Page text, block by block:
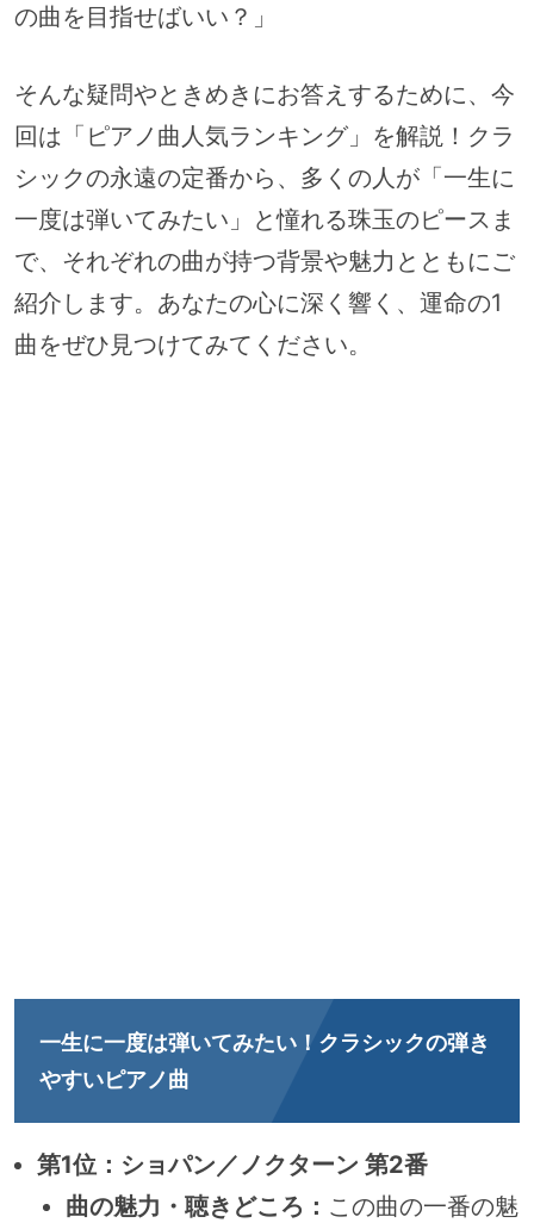
の曲を目指せばいい？」
そんな疑問やときめきにお答えするために、今
回は「ピアノ曲人気ランキング」を解説！クラ
シックの永遠の定番から、多くの人が「一生に
一度は弾いてみたい」と憧れる珠玉のピースま
で、それぞれの曲が持つ背景や魅力とともにご
紹介します。あなたの心に深く響く、運命の1
曲をぜひ見つけてみてください。
一生に一度は弾いてみたい！クラシックの弾き
やすいピアノ曲
第1位：ショパン／ノクターン 第2番
曲の魅力・聴きどころ： この曲の一番の魅